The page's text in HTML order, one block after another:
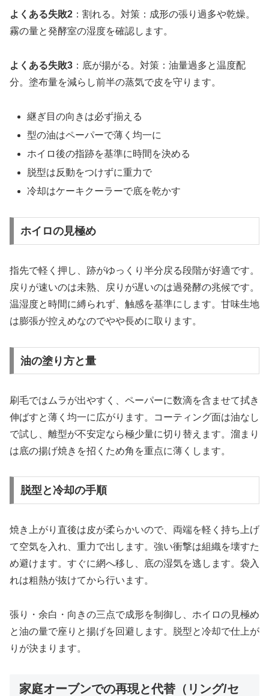
よくある失敗2 ：割れる。対策：成形の張り過多や乾燥。
霧の量と発酵室の湿度を確認します。
よくある失敗3 ：底が揚がる。対策：油量過多と温度配
分。塗布量を減らし前半の蒸気で皮を守ります。
継ぎ目の向きは必ず揃える
型の油はペーパーで薄く均一に
ホイロ後の指跡を基準に時間を決める
脱型は反動をつけずに重力で
冷却はケーキクーラーで底を乾かす
ホイロの見極め
指先で軽く押し、跡がゆっくり半分戻る段階が好適です。
戻りが速いのは未熟、戻りが遅いのは過発酵の兆候です。
温湿度と時間に縛られず、触感を基準にします。甘味生地
は膨張が控えめなのでやや長めに取ります。
油の塗り方と量
刷毛ではムラが出やすく、ペーパーに数滴を含ませて拭き
伸ばすと薄く均一に広がります。コーティング面は油なし
で試し、離型が不安定なら極少量に切り替えます。溜まり
は底の揚げ焼きを招くため角を重点に薄くします。
脱型と冷却の手順
焼き上がり直後は皮が柔らかいので、両端を軽く持ち上げ
て空気を入れ、重力で出します。強い衝撃は組織を壊すた
め避けます。すぐに網へ移し、底の湿気を逃します。袋入
れは粗熱が抜けてから行います。
張り・余白・向きの三点で成形を制御し、ホイロの見極め
と油の量で座りと揚げを回避します。脱型と冷却で仕上が
りが決まります。
家庭オーブンでの再現と代替（リング/セ